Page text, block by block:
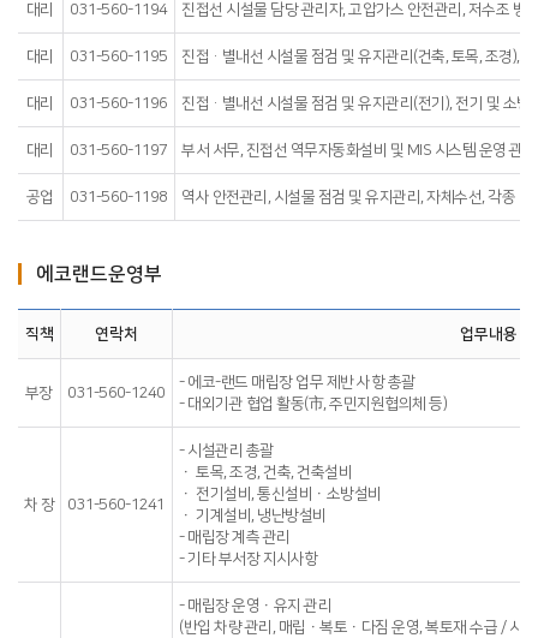
대리 031-560-1194 진접선 시설물 담당 관리자, 고압가스 안전관리, 저수조 방
대리 031-560-1195 진접·별내선 시설물 점검 및 유지관리(건축, 토목, 조경),
대리 031-560-1196 진접·별내선 시설물 점검 및 유지관리(전기), 전기 및 소방
대리 031-560-1197 부서 서무, 진접선 역무자동화설비 및 MIS 시스템 운영 관
공업 031-560-1198 역사 안전관리, 시설물 점검 및 유지관리, 자체수선, 각종
에코랜드운영부
직책 연락처 업무내용
부장 031-560-1240
- 에코-랜드 매립장 업무 제반 사항 총괄
- 대외기관 협업 활동(市, 주민지원협의체 등)
차 장 031-560-1241
- 시설관리 총괄
ㆍ 토목, 조경, 건축, 건축설비
ㆍ 전기설비, 통신설비ㆍ소방설비
ㆍ 기계설비, 냉난방설비
- 매립장 계측 관리
- 기타 부서장 지시사항
- 매립장 운영ㆍ유지 관리
(반입 차량 관리, 매립ㆍ복토ㆍ다짐 운영, 복토재 수급 / 시